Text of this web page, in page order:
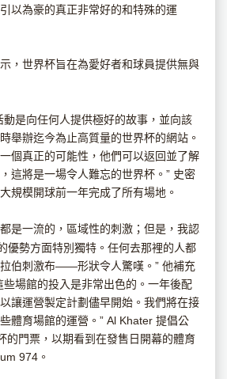
以為豪的真正非常好的和特殊的運
，世界杯旨在為愛好者和球員提供無與
動是向任何人提供極好的故事，並向該
舉辦迄今為止高質量的世界杯的網站。
個真正的可能性，他們可以返回並了解
這將是一場令人難忘的世界杯。” 史密
規模開球前一年完成了所有場地。
是一流的，區域性的刺激；但是，我認
優勢方面特別獨特。任何去那裡的人都
伯刺激布——形狀令人驚嘆。” 他補充
些場館的投入是非常出色的。一年後配
讓運營製定計劃儘早開始。我們將在接
體育場館的運營。” Al Khater 提倡公
的門票，以期看到在發售日開幕的體育
974。